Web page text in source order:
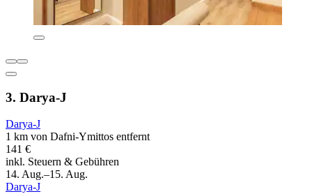
3. Darya-J
Darya-J
1 km von Dafni-Ymittos entfernt
141 €
inkl. Steuern & Gebühren
14. Aug.–15. Aug.
Darya-J